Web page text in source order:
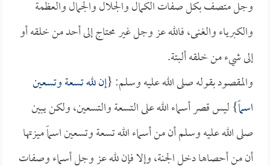
وجل متصف بكل صفات الكمال والجلال والجمال والعظمة
والكبرياء والغنى، فالله عز وجل غير محتاج إلى أحد من خلقه أو
إلى شيء من خلقه ألبتة.
والمقصود بقوله صلى الله عليه وسلم: {إن لله تسعة وتسعين
اسماً} ليس قصر أسماء الله على التسعة والتسعين، ولكن يبين
صلى الله عليه وسلم أن من أسماء الله تسعة وتسعين اسماً ميزتها
أن من أحصاها دخل الجنة، وإلا فإن لله عز وجل أسماء وصفات